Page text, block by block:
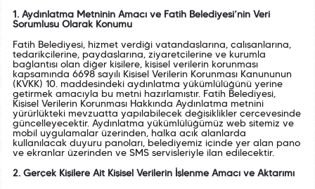
1. Aydınlatma Metninin Amacı ve Fatih Belediyesi’nin Veri
Sorumlusu Olarak Konumu
Fatih Belediyesi, hizmet verdiği vatandaşlarına, çalışanlarına,
tedarikçilerine, paydaşlarına, ziyaretçilerine ve kurumla
bağlantısı olan diğer kişilere, kişisel verilerin korunması
kapsamında 6698 sayılı Kişisel Verilerin Korunması Kanununun
(KVKK) 10. maddesindeki aydınlatma yükümlülüğünü yerine
getirmek amacıyla bu metni hazırlamıştır. Fatih Belediyesi,
Kişisel Verilerin Korunması Hakkında Aydınlatma metnini
yürürlükteki mevzuatta yapılabilecek değişiklikler çerçevesinde
güncelleyecektir. Aydınlatma yükümlülüğümüz web sitemiz ve
mobil uygulamalar üzerinden, halka açık alanlarda
kullanılacak duyuru panoları, belediyemiz içinde yer alan pano
ve ekranlar üzerinden ve SMS servisleriyle ilan edilecektir.
2. Gerçek Kişilere Ait Kişisel Verilerin İşlenme Amacı ve Aktarımı